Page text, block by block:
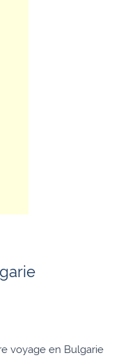
voyage en Bulgarie